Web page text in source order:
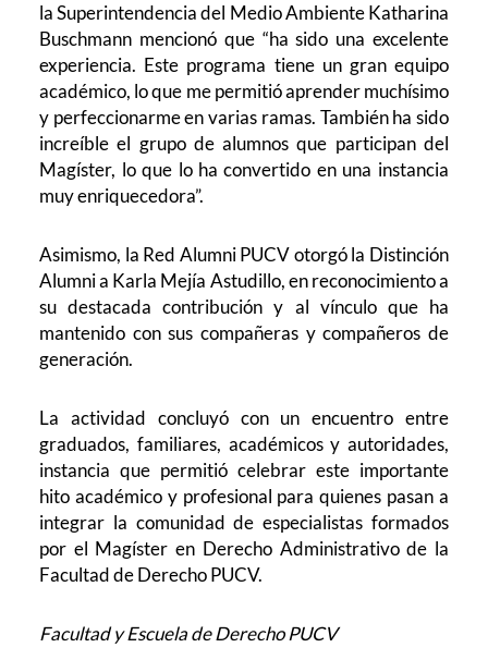
la Superintendencia del Medio Ambiente Katharina
Buschmann mencionó que “ha sido una excelente
experiencia. Este programa tiene un gran equipo
académico, lo que me permitió aprender muchísimo
y perfeccionarme en varias ramas. También ha sido
increíble el grupo de alumnos que participan del
Magíster, lo que lo ha convertido en una instancia
muy enriquecedora”.
Asimismo, la Red Alumni PUCV otorgó la Distinción
Alumni a Karla Mejía Astudillo, en reconocimiento a
su destacada contribución y al vínculo que ha
mantenido con sus compañeras y compañeros de
generación.
La actividad concluyó con un encuentro entre
graduados, familiares, académicos y autoridades,
instancia que permitió celebrar este importante
hito académico y profesional para quienes pasan a
integrar la comunidad de especialistas formados
por el Magíster en Derecho Administrativo de la
Facultad de Derecho PUCV.
Facultad y Escuela de Derecho PUCV